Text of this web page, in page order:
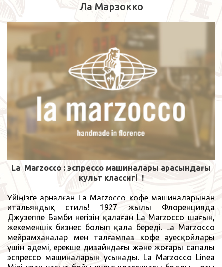
Ла Марзокко
La Marzocco : эспрессо машиналары арасындағы
культ классигі !
Үйіңізге арналған La Marzocco кофе машиналарынан
итальяндық стиль! 1927 жылы Флоренцияда
Джузеппе Бамби негізін қалаған La Marzocco шағын,
жекеменшік бизнес болып қала береді. La Marzocco
мейрамханалар мен талғампаз кофе әуесқойлары
үшін әдемі, ерекше дизайндағы және жоғары сапалы
эспрессо машиналарын ұсынады. La Marzocco Linea